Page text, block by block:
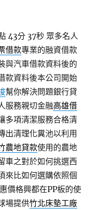
43分 37秒 眾多名人
借款專業的融資借款
與汽車借款資料後的
款資料後本公司開始
幫你解決問題銀行貸
服務親切金融高雄借
多項清潔服務合格清
出清理化糞池以利用
農地貸款使用的農地
車之對於如何挑選西
來比如何選購依照個
價格興都在PP板的使
場提供竹北床墊工廠